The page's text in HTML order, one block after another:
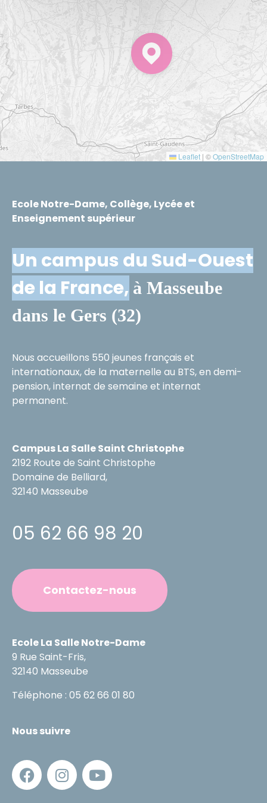
Leaflet | ©OpenStreetMap
Ecole Notre-Dame, Collège, Lycée et
Enseignement supérieur
Un campus du Sud-Ouest
de la France, à Masseube
dans le Gers (32)
Nous accueillons 550 jeunes français et
internationaux, de la maternelle au BTS, en demi-
pension, internat de semaine et internat
permanent.
Campus La Salle Saint Christophe
2192 Route de Saint Christophe
Domaine de Belliard,
32140 Masseube
05 62 66 98 20
Contactez-nous
Ecole La Salle Notre-Dame
9 Rue Saint-Fris,
32140 Masseube
Téléphone : 05 62 66 01 80
Nous suivre